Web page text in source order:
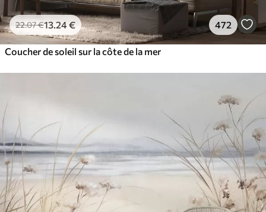
22.07€13 .24€ 472
Coucher de soleil sur la côte de la mer